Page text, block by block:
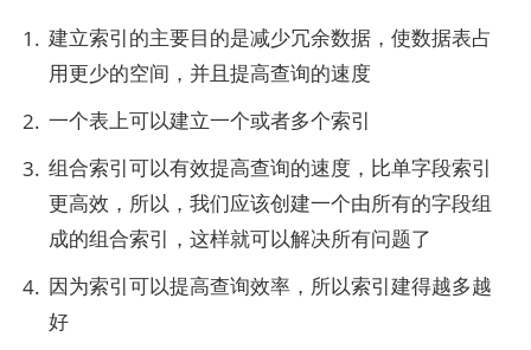
建立索引的主要目的是减少冗余数据，使数据表占
用更少的空间，并且提高查询的速度
一个表上可以建立一个或者多个索引
组合索引可以有效提高查询的速度，比单字段索引
更高效，所以，我们应该创建一个由所有的字段组
成的组合索引，这样就可以解决所有问题了
因为索引可以提高查询效率，所以索引建得越多越
好